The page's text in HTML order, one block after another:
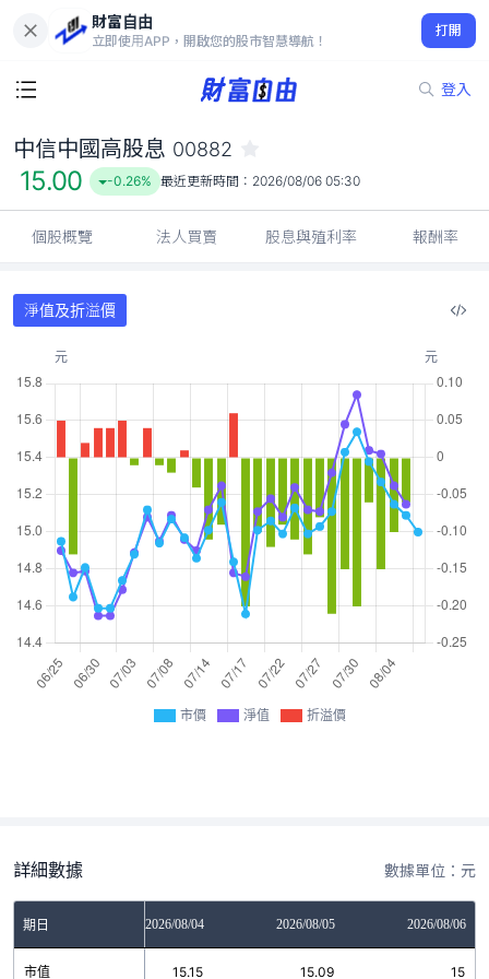
財富自由
立即使用APP，開啟您的股市智慧導航！
打開
登入
15.00
-0.26%
中信中國高股息 00882
15.00 -0.26% 最近更新時間： 2026/08/06 05:30
個股概覽 法人買賣 股息與殖利率 報酬率
淨值及折溢價
市價 淨值 折溢價
詳細數據 數據單位：元
期日
2026/08/03 2026/08/04 2026/08/05 2026/08/06
市值15.27 15.15 15.09 15